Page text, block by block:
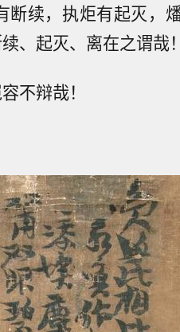
续，执炬有起灭，
、起灭、离在之谓哉
不辩哉！